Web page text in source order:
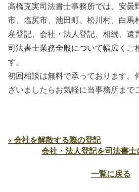
高橋克実司法書士事務所では、安曇
市、塩尻市、池田町、松川村、白馬
産登記、会社・法人登記、相続、遺
司法書士業務全般について幅広くご
す。
初回相談は無料で承っております。
ざいましたらお気軽に当事務所まで
« 会社を解散する際の登記
会社・法人登記を司法書
一覧に戻る